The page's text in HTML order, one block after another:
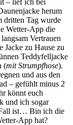
herum
dritten Tag wurde
Wetter-App die
Vertrauen
Jacke zu Hause zu
Teddyfelljacke
(mit Strumpfhose).
und aus den
– gefühlt minus 2
könnt euch
und ich sogar
ist… Bin ich die
App hat?